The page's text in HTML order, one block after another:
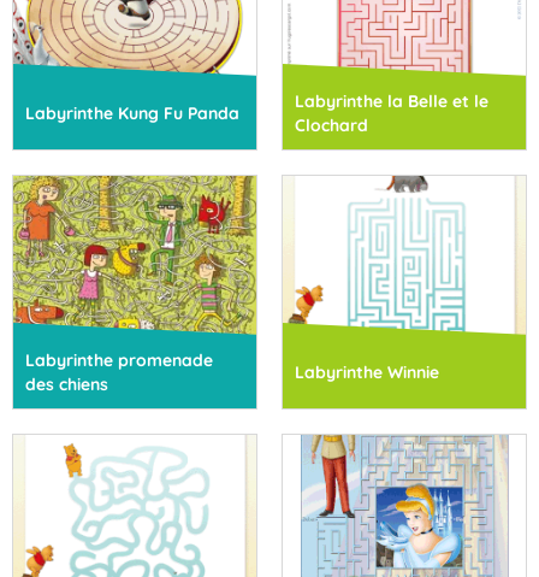
Labyrinthe Kung Fu Panda
Labyrinthe la Belle et le
Clochard
Labyrinthe promenade
des chiens
Labyrinthe Winnie